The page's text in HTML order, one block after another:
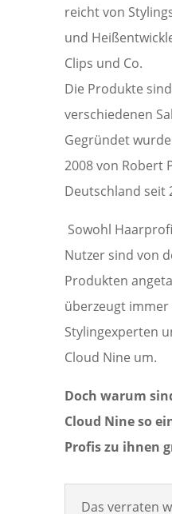
reicht von
und
Clips und Co.
Die Produkte
verschiedenen
Gegründet
2008 von Robert
Deutschland seit
Sowohl
Nutzer sind von
Produkten
überzeugt
Stylingexperten
Cloud Nine um.
Doch warum
Cloud Nine so
Profis zu ihnen
Das verraten